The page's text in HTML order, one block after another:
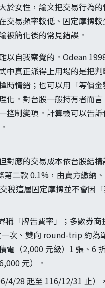
於女性，論文把交易行為
交易頻率較低、固定摩擦
被簡化後的常見錯誤。
以自我察覺的。Odean
中真正派得上用場的是把
時情緒；也可以用「等價
化。對台股一般持有者而
控制變項。計算機可以告
對應的交易成本依台股結
二款 0.1%，由賣方繳納
稅這層固定摩擦並不會因
「牌告費率」；多數券商
次、雙向 round-trip 約為
電（2,000 元級）1 張、6
元）。
4/28 起至 116/12/31 止）